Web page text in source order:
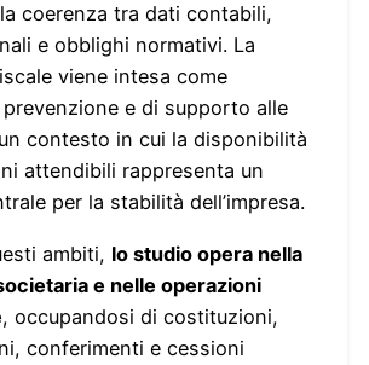
coerenza tra dati contabili,
e obblighi normativi. La
viene intesa come
e di supporto alle
contesto in cui la disponibilità
attendibili rappresenta un
per la stabilità dell’impresa.
ambiti, lo studio opera nella
e nelle operazioni
, occupandosi di costituzioni,
conferimenti e cessioni